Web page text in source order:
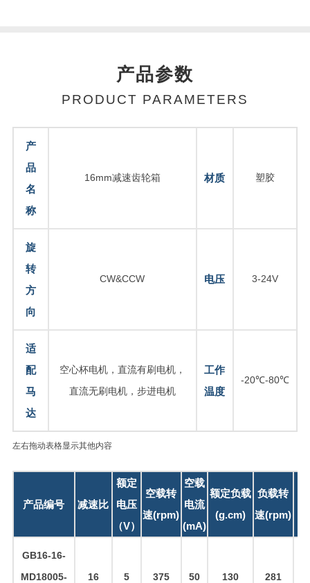
产品参数
PRODUCT PARAMETERS
产
品
名
称
16mm减速齿轮箱 材质 塑胶
旋
转
方
向
CW&CCW 电压 3-24V
适
配
马
达
空心杯电机，直流有刷电机，
直流无刷电机，步进电机
工作
温度
-20℃-80℃
左右拖动表格显示其他内容
产品编号 减速比
额定
电压
（V）
空载转
速(rpm)
空载
电流
(mA)
额定负载
(g.cm)
负载转
速(rpm)
GB16-16-
MD18005-
16 5 375 50 130 281